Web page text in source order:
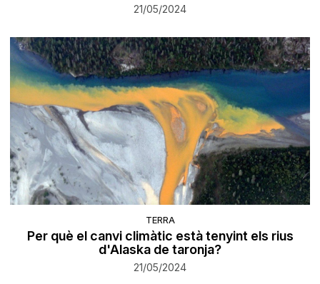
21/05/2024
TERRA
Per què el canvi climàtic està tenyint els rius
d'Alaska de taronja?
21/05/2024